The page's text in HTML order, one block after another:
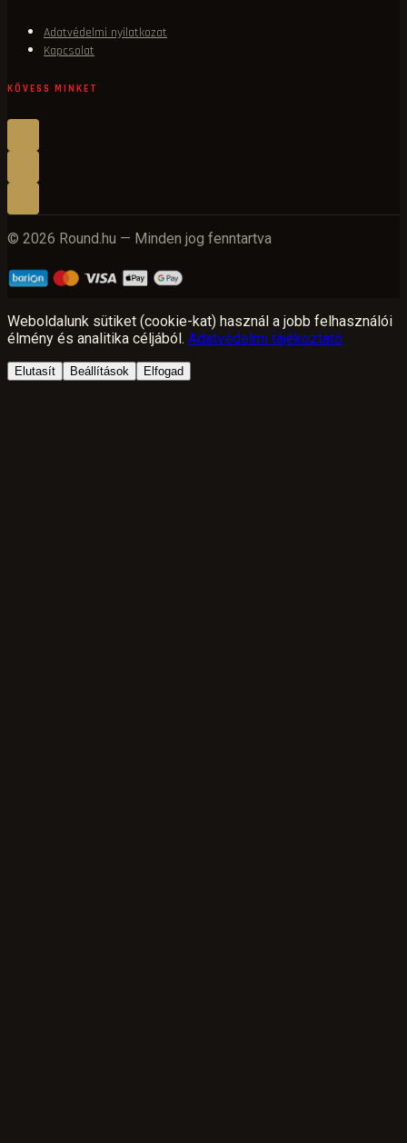
Adatvédelmi nyilatkozat
Kapcsolat
KÖVESS MINKET
© 2026 Round.hu — Minden jog fenntartva
Weboldalunk sütiket (cookie-kat) használ a jobb felhasználói
élmény és analitika céljából. Adatvédelmi tájékoztató
Elutasít Beállítások Elfogad